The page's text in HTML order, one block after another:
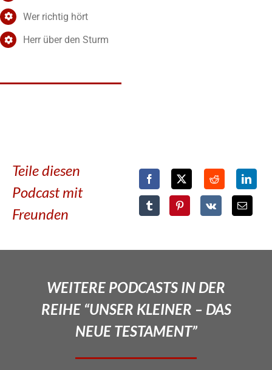
Wer richtig hört
Herr über den Sturm
Teile diesen
Podcast mit
Freunden
WEITERE PODCASTS IN DER
REIHE “UNSER KLEINER – DAS
NEUE TESTAMENT”